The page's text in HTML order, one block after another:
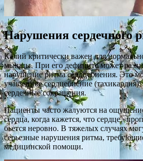
Нарушения сердечного
Калий критически важен для
мышцы. При его дефиците может
нарушение ритма сердцебиения. Это
учащенное сердцебиение
сердечные сокращения.
Пациенты часто жалуются на
сердца, когда кажется, что сердце
бьется неровно. В тяжелых случаях
серьезные нарушения ритма,
медицинской помощи.